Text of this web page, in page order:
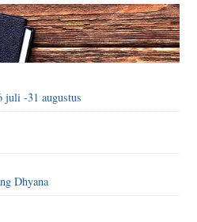
juli -31 augustus
Dhyana